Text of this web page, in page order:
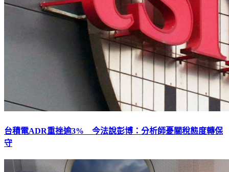
台積電ADR重挫逾3% 今法說彭博：分析師憂關稅態度轉保
守